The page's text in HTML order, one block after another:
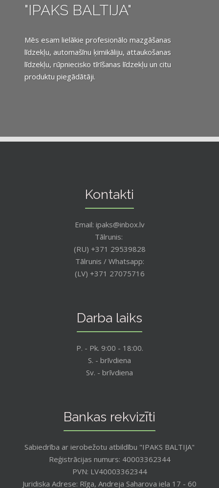
"IPAKS BALTIJA"
Mēs esam lielākie profesionālo mazgāšanas
līdzekļu, automašīnu ķimikāliju, attaukošanas
līdzekļu, rūpniecisko tīrīšanas līdzekļu un citu
produktu piegādātāji.
Kontakti
Email: ipaks@inbox.lv
Tālrunis:
(RU) +371 29539828
Tālrunis / Whatsapp:
(LV) +371 27075716
Darba laiks
P. - Pk. 9:00 - 18:00.
S. - brīvdiena
Sv. - brīvdiena
Bankas rekvizīti
Sabiedrība ar ierobežotu atbildību "IPAKS BALTIJA"
Reģistrācijas numurs: 40003362344
PVN: LV40003362344
Juridiska Adrese: Rīga, Andreja Saharova iela 17 - 60